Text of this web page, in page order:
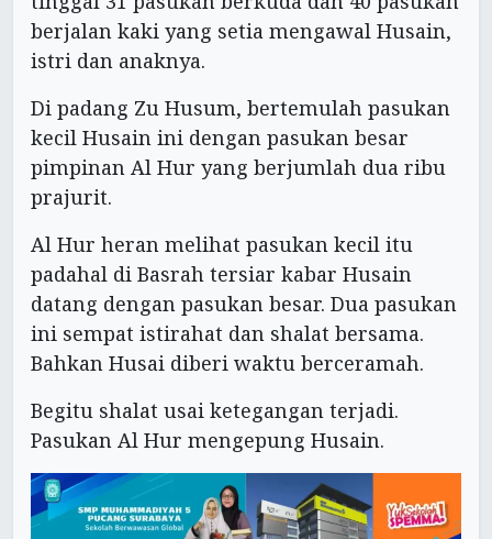
berjalan kaki yang setia mengawal Husain,
istri dan anaknya.
Di padang Zu Husum, bertemulah pasukan
kecil Husain ini dengan pasukan besar
pimpinan Al Hur yang berjumlah dua ribu
prajurit.
Al Hur heran melihat pasukan kecil itu
padahal di Basrah tersiar kabar Husain
datang dengan pasukan besar. Dua pasukan
ini sempat istirahat dan shalat bersama.
Bahkan Husai diberi waktu berceramah.
Begitu shalat usai ketegangan terjadi.
Pasukan Al Hur mengepung Husain.